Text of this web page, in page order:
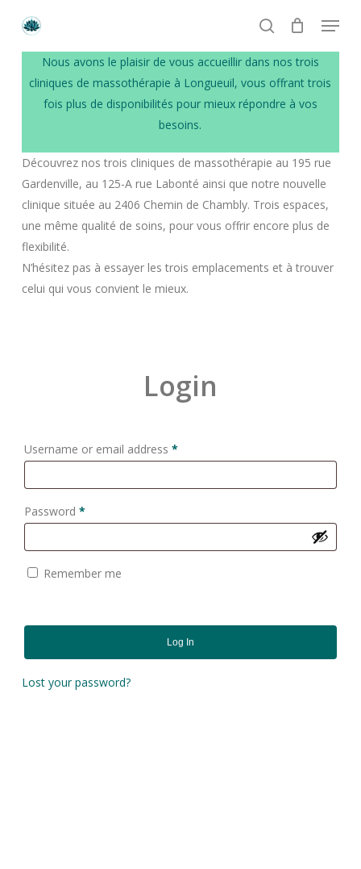
main
search
Menu
Numéro de téléphone
+1 514 513-4449
Heures d’ouverture
Lundi à Vendredi: 9h à 21h
Samedi et Dimanche: 9h à 19h
Nous avons le plaisir de vous accueillir dans nos trois
cliniques de massothérapie à Longueuil, vous offrant trois
fois plus de disponibilités pour mieux répondre à vos
besoins.
Découvrez nos trois cliniques de massothérapie au 195 rue
Gardenville, au 125-A rue Labonté ainsi que notre nouvelle
clinique située au 2406 Chemin de Chambly. Trois espaces,
une même qualité de soins, pour vous offrir encore plus de
flexibilité.
N’hésitez pas à essayer les trois emplacements et à trouver
celui qui vous convient le mieux.
Login
Username or email address *Required
Password *Required
Remember me
Log In
Lost your password?